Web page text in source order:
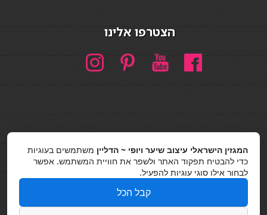
הצטרפו אלינו
חיפוש
חיפוש
כסאות בר
מדיניות פרטיות
המגזין הישראלי עיצוב שיער ויופי ~ הדליין משתמשים בעוגיות
כדי להבטיח תפקוד האתר ולשפר את חוויית המשתמש. אפשר
לבחור אילו סוגי עוגיות להפעיל.
קבל הכל